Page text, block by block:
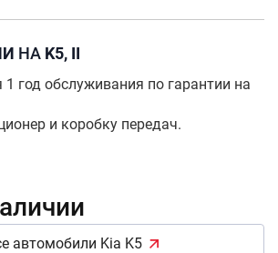
НА K5, II
1 год обслуживания по гарантии на
и коробку передач.
автомобили Kia K5